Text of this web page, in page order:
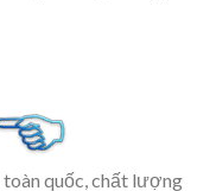
toàn quốc, chất lượng